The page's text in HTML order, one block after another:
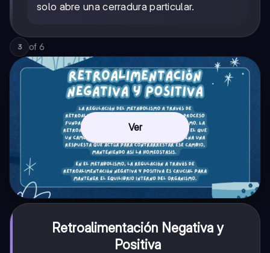
solo abre una cerradura particular.
3 of 6
Ver
Retroalimentación Negativa y
Positiva